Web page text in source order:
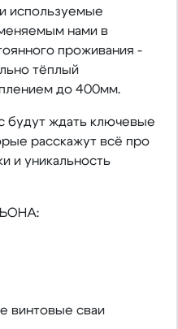
используемые
нами в
проживания -
тёплый
до 400мм.
будут ждать ключевые
расскажут всё про
и уникальность
винтовые сваи